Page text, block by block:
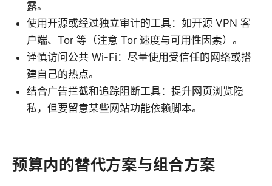
露。
使用开源或经过独立审计的工具：如开源 VPN 客
户端、Tor 等（注意 Tor 速度与可用性因素）。
谨慎访问公共 Wi-Fi：尽量使用受信任的网络或搭
建自己的热点。
结合广告拦截和追踪阻断工具：提升网页浏览隐
私，但要留意某些网站功能依赖脚本。
预算内的替代方案与组合方案